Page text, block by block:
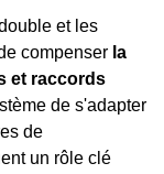
et les
compenser la
et raccords
de s'adapter
de
un rôle clé